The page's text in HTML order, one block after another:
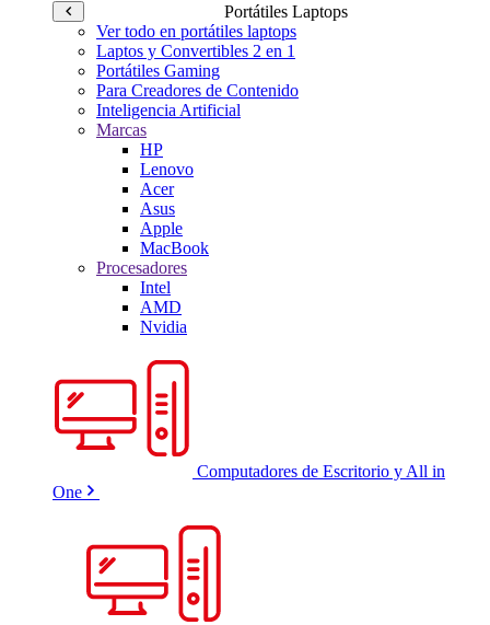
Portátiles Laptops
Ver todo en portátiles laptops
Laptos y Convertibles 2 en 1
Portátiles Gaming
Para Creadores de Contenido
Inteligencia Artificial
Marcas
HP
Lenovo
Acer
Asus
Apple
MacBook
Procesadores
Intel
AMD
Nvidia
Computadores de Escritorio y All in
One